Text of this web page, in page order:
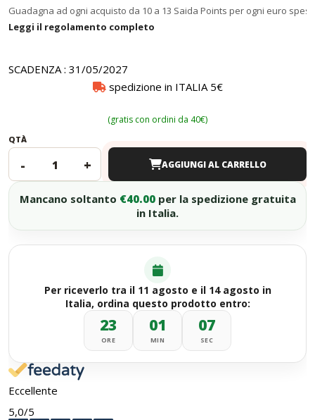
Guadagna ad ogni acquisto da 10 a 13 Saida Points per ogni euro
Leggi il regolamento completo
SCADENZA : 31/05/2027
spedizione in ITALIA 5€
(gratis con ordini da 40€)
QTÀ
- + AGGIUNGI AL CARRELLO
Mancano soltanto €40.00per la spedizione gratuita
in Italia.
Per riceverlo tra il 11 agosto e il 14 agosto in
Italia, ordina questo prodotto entro:
23
ORE
01
MIN
06
SEC
Eccellente
5,0/5